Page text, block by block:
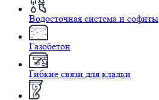
Водосточная система и софиты
Газобетон
Гибкие связи для кладки